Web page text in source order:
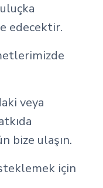
edecektir.
veya
bize ulaşın.
için